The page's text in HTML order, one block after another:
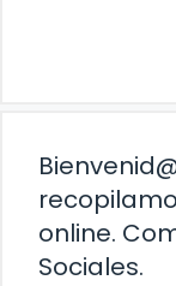
online.
Sociales.